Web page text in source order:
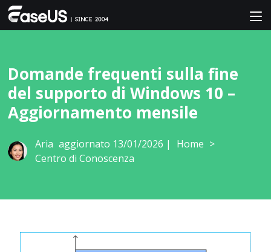
Domande frequenti sulla fine
del supporto di Windows 10 –
Aggiornamento mensile
Aria aggiornato 13/01/2026 | Home >
Centro di Conoscenza